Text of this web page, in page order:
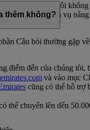
Mặc dù chúng tôi
bay và dịch vụ
thêm không?
Câu hỏi thường gặp
điểm đến của chúng tôi,
emirates.com và vào mục
cũng có thể hỗ trợ
thể chuyển lên đến